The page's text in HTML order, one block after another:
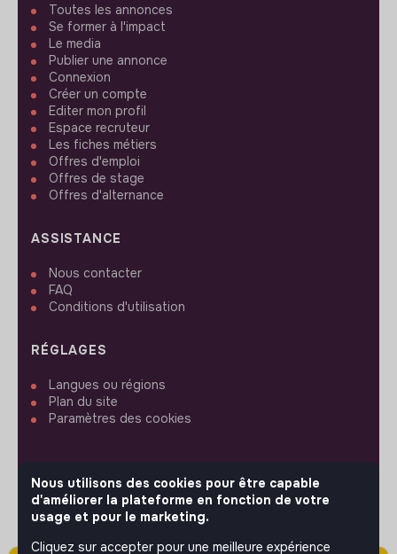
Toutes les annonces
Se former à l'impact
Le media
Publier une annonce
Connexion
Créer un compte
Editer mon profil
Espace recruteur
Les fiches métiers
Offres d'emploi
Offres de stage
Offres d'alternance
ASSISTANCE
Nous contacter
FAQ
Conditions d'utilisation
RÉGLAGES
Langues ou régions
Plan du site
Paramètres des cookies
SUIVEZ-NOUS
Nous utilisons des cookies pour être capable
d'améliorer la plateforme en fonction de votre
usage et pour le marketing.
Cliquez sur accepter pour une meilleure expérience